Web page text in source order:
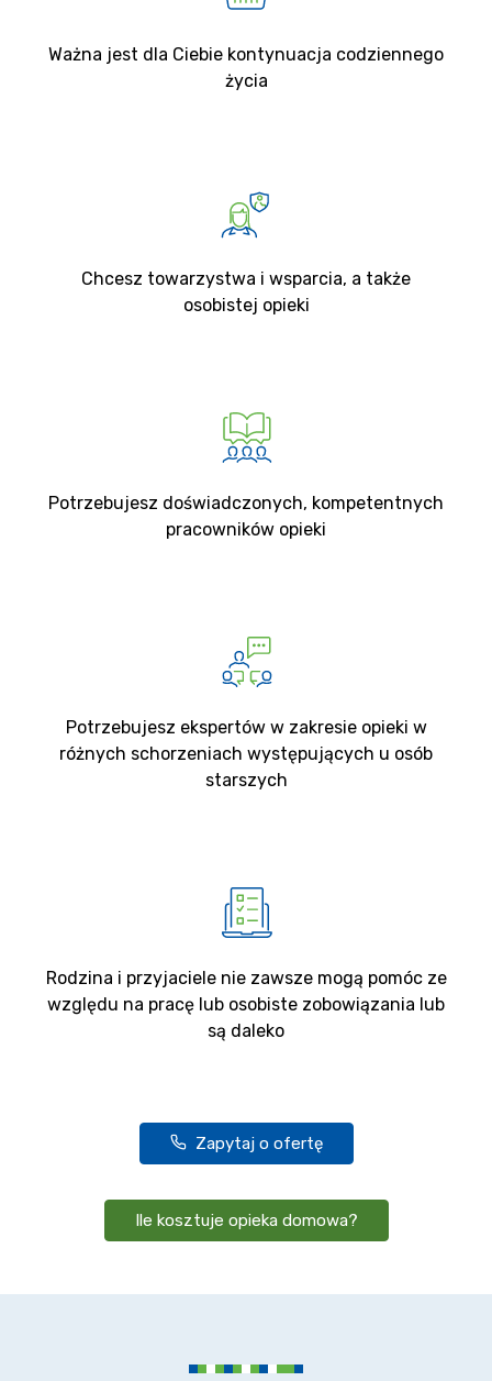
Ważna jest dla Ciebie kontynuacja codziennego
życia
Chcesz towarzystwa i wsparcia, a także
osobistej opieki
Potrzebujesz doświadczonych, kompetentnych
pracowników opieki
Potrzebujesz ekspertów w zakresie opieki w
różnych schorzeniach występujących u osób
starszych
Rodzina i przyjaciele nie zawsze mogą pomóc ze
względu na pracę lub osobiste zobowiązania lub
są daleko
Zapytaj o ofertę
Ile kosztuje opieka domowa?